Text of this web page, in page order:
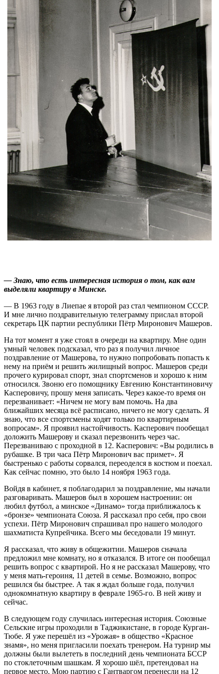
— Знаю, что есть интересная история о том, как вам
выделяли квартиру в Минске.
— В 1963 году в Лиепае я второй раз стал чемпионом СССР.
И мне лично поздравительную телеграмму прислал второй
секретарь ЦК партии республики Пётр Миронович Машеров.
На тот момент я уже стоял в очереди на квартиру. Мне один
умный человек подсказал, что раз я получил личное
поздравление от Машерова, то нужно попробовать попасть к
нему на приём и решить жилищный вопрос. Машеров среди
прочего курировал спорт, знал спортсменов и хорошо к ним
относился. Звоню его помощнику Евгению Константиновичу
Касперовичу, прошу меня записать. Через какое-то время он
перезванивает: «Ничем не могу вам помочь. На два
ближайших месяца всё расписано, ничего не могу сделать. Я
знаю, что все спортсмены ходят только по квартирным
вопросам». Я проявил настойчивость. Касперович пообещал
доложить Машерову и сказал перезвонить через час.
Перезваниваю с проходной в 12. Касперович: «Вы родились в
рубашке. В три часа Пётр Миронович вас примет». Я
быстренько с работы сорвался, переоделся в костюм и поехал.
Как сейчас помню, это было 14 ноября 1963 года.
Войдя в кабинет, я поблагодарил за поздравление, мы начали
разговаривать. Машеров был в хорошем настроении: он
любил футбол, а минское «Динамо» тогда приближалось к
«бронзе» чемпионата Союза. Я рассказал про себя, про свои
успехи. Пётр Миронович спрашивал про нашего молодого
шахматиста Купрейчика. Всего мы беседовали 19 минут.
Я рассказал, что живу в общежитии. Машеров сначала
предложил мне комнату, но я отказался. В итоге он пообещал
решить вопрос с квартирой. Но я не рассказал Машерову, что
у меня мать-героиня, 11 детей в семье. Возможно, вопрос
решился бы быстрее. А так я ждал больше года, получил
однокомнатную квартиру в феврале 1965-го. В ней живу и
сейчас.
В следующем году случилась интересная история. Союзные
Сельские игры проходили в Таджикистане, в городе Курган-
Тюбе. Я уже перешёл из «Урожая» в общество «Красное
знамя», но меня пригласили поехать тренером. На турнир мы
должны были вылететь в последний день чемпионата БССР
по стоклеточным шашкам. Я хорошо шёл, претендовал на
первое место. Мою партию с Гантваргом перенесли на 12